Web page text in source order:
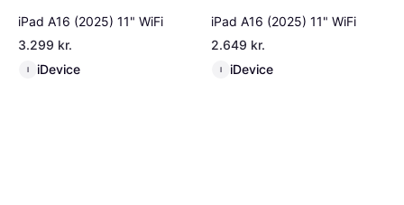
iPad A16 (2025) 11" WiFi
3.299 kr.
I iDevice
iPad A16 (2025) 11" WiFi
2.649 kr.
I iDevice